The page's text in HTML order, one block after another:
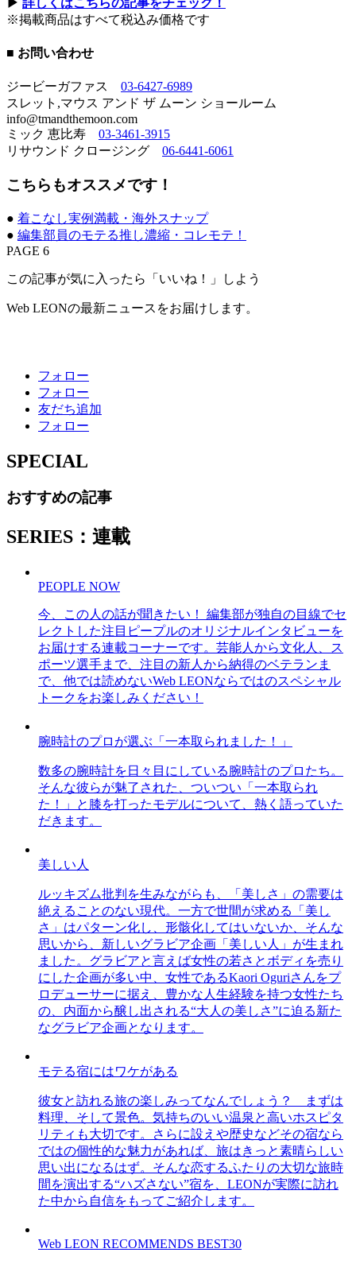
※掲載商品はすべて税込み価格です
■ お問い合わせ
ジービーガファス 03-6427-6989
スレット,マウス アンド ザ ムーン ショールーム
info@tmandthemoon.com
ミック 恵比寿 03-3461-3915
リサウンド クロージング 06-6441-6061
こちらもオススメです！
● 着こなし実例満載・海外スナップ
● 編集部員のモテる推し濃縮・コレモテ！
PAGE 6
この記事が気に入ったら「いいね！」しよう
Web LEONの最新ニュースをお届けします。
フォロー
フォロー
友だち追加
フォロー
SPECIAL
おすすめの記事
SERIES：連載
PEOPLE NOW
今、この人の話が聞きたい！ 編集部が独自の目線でセ
レクトした注目ピープルのオリジナルインタビューを
お届けする連載コーナーです。芸能人から文化人、ス
ポーツ選手まで、注目の新人から納得のベテランま
で、他では読めないWeb LEONならではのスペシャル
トークをお楽しみください！
腕時計のプロが選ぶ「一本取られました！」
数多の腕時計を日々目にしている腕時計のプロたち。
そんな彼らが魅了された、ついつい「一本取られ
た！」と膝を打ったモデルについて、熱く語っていた
だきます。
美しい人
ルッキズム批判を生みながらも、「美しさ」の需要は
絶えることのない現代。一方で世間が求める「美し
さ」はパターン化し、形骸化してはいないか、そんな
思いから、新しいグラビア企画「美しい人」が生まれ
ました。グラビアと言えば女性の若さとボディを売り
にした企画が多い中、女性であるKaori Oguriさんをプ
ロデューサーに据え、豊かな人生経験を持つ女性たち
の、内面から醸し出される“大人の美しさ”に迫る新た
なグラビア企画となります。
モテる宿にはワケがある
彼女と訪れる旅の楽しみってなんでしょう？ まずは
料理、そして景色。気持ちのいい温泉と高いホスピタ
リティも大切です。さらに設えや歴史などその宿なら
ではの個性的な魅力があれば、旅はきっと素晴らしい
思い出になるはず。そんな恋するふたりの大切な旅時
間を演出する“ハズさない”宿を、LEONが実際に訪れ
た中から自信をもってご紹介します。
Web LEON RECOMMENDS BEST30